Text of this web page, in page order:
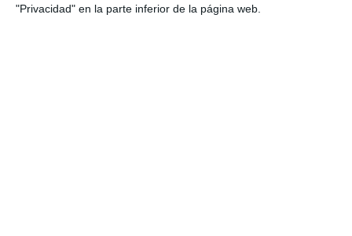
"Privacidad" en la parte inferior de la página web.